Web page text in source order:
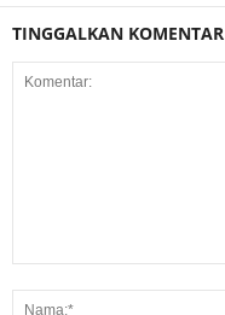
TINGGALKAN KOMENTAR